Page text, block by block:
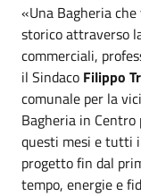
«Una Bagheria
storico attraverso
commerciali,
il Sindaco Filippo
comunale per la
Bagheria in Centro
questi mesi e tutti
progetto fin dal
tempo, energie e